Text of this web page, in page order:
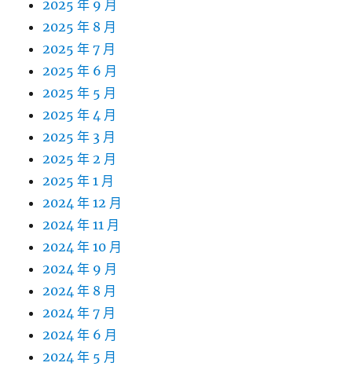
2025 年 9 月
2025 年 8 月
2025 年 7 月
2025 年 6 月
2025 年 5 月
2025 年 4 月
2025 年 3 月
2025 年 2 月
2025 年 1 月
2024 年 12 月
2024 年 11 月
2024 年 10 月
2024 年 9 月
2024 年 8 月
2024 年 7 月
2024 年 6 月
2024 年 5 月